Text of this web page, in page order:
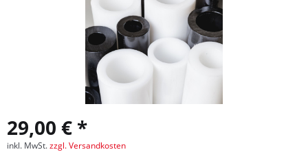
29,00 € *
inkl. MwSt.zzgl. Versandkosten